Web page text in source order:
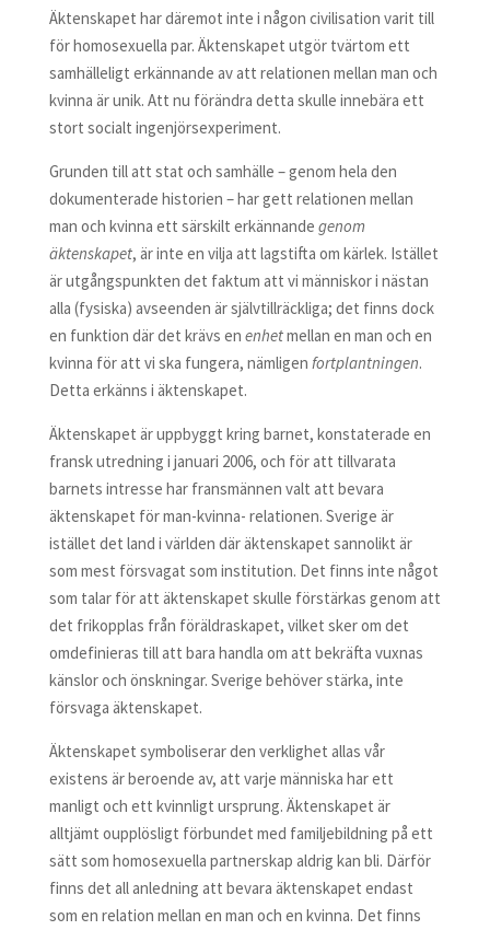
Äktenskapet har däremot inte i någon civilisation varit till
för homosexuella par. Äktenskapet utgör tvärtom ett
samhälleligt erkännande av att relationen mellan man och
kvinna är unik. Att nu förändra detta skulle innebära ett
stort socialt ingenjörsexperiment.
Grunden till att stat och samhälle – genom hela den
dokumenterade historien – har gett relationen mellan
man och kvinna ett särskilt erkännande genom
äktenskapet, är inte en vilja att lagstifta om kärlek. Istället
är utgångspunkten det faktum att vi människor i nästan
alla (fysiska) avseenden är självtillräckliga; det finns dock
en funktion där det krävs en enhetmellan en man och en
kvinna för att vi ska fungera, nämligen fortplantningen.
Detta erkänns i äktenskapet.
Äktenskapet är uppbyggt kring barnet, konstaterade en
fransk utredning i januari 2006, och för att tillvarata
barnets intresse har fransmännen valt att bevara
äktenskapet för man-kvinna- relationen. Sverige är
istället det land i världen där äktenskapet sannolikt är
som mest försvagat som institution. Det finns inte något
som talar för att äktenskapet skulle förstärkas genom att
det frikopplas från föräldraskapet, vilket sker om det
omdefinieras till att bara handla om att bekräfta vuxnas
känslor och önskningar. Sverige behöver stärka, inte
försvaga äktenskapet.
Äktenskapet symboliserar den verklighet allas vår
existens är beroende av, att varje människa har ett
manligt och ett kvinnligt ursprung. Äktenskapet är
alltjämt oupplösligt förbundet med familjebildning på ett
sätt som homosexuella partnerskap aldrig kan bli. Därför
finns det all anledning att bevara äktenskapet endast
som en relation mellan en man och en kvinna. Det finns